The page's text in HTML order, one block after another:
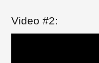
Video #2: